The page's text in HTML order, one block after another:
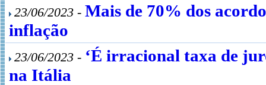
23/06/2023 - Mais de 70% dos
inflação
23/06/2023 - ‘É irracional taxa de
na Itália